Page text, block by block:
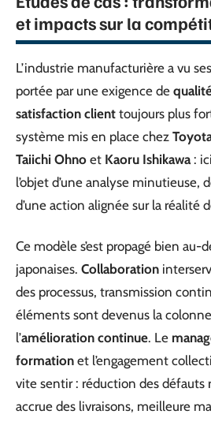
et impacts sur la
L’industrie manufacturière a vu
portée par une exigence de
satisfaction client toujours plus
système mis en place chez
Taiichi Ohno et Kaoru Ishikawa:
l’objet d’une analyse minutieuse,
d’une action alignée sur la réalité
Ce modèle s’est propagé bien au-
japonaises. Collaboration
des processus, transmission
éléments sont devenus la
l’amélioration continue. Le
formation et l’engagement
vite sentir : réduction des défauts
accrue des livraisons, meilleure